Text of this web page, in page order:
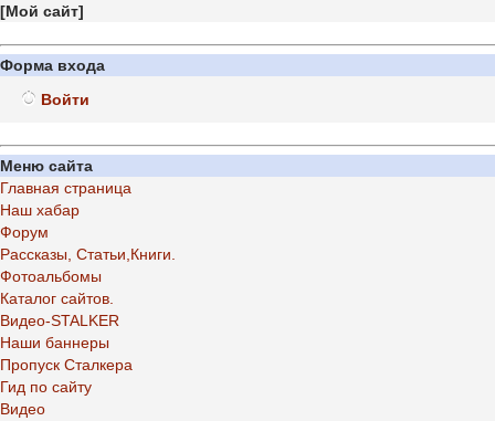
[Мой сайт]
Форма входа
Войти
Меню сайта
Главная страница
Наш хабар
Форум
Рассказы, Статьи,Книги.
Фотоальбомы
Каталог сайтов.
Видео-STALKER
Наши баннеры
Пропуск Сталкера
Гид по сайту
Видео